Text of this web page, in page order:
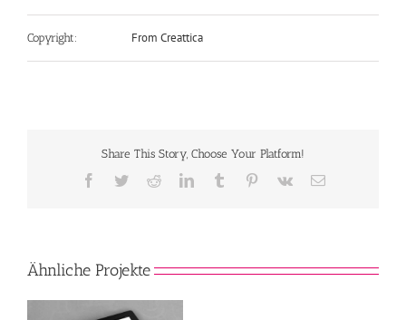
Copyright: From Creattica
Share This Story, Choose Your Platform!
Facebook
TwitterRedditLinkedInTumblr Pinterest
Vk
E-
Ähnliche Projekte